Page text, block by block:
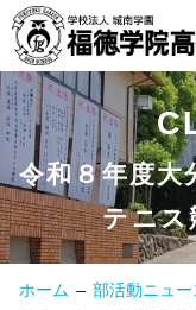
令和８年度大
テニス
ホーム 部活動ニュー